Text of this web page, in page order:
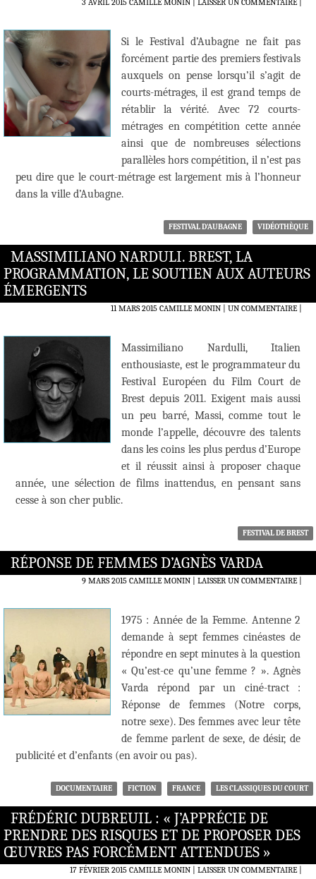
3 AVRIL 2015 CAMILLE MONIN LAISSER UN COMMENTAIRE|
Si le Festival d’Aubagne ne fait pas
forcément partie des premiers festivals
auxquels on pense lorsqu’il s’agit de
courts-métrages, il est grand temps de
rétablir la vérité. Avec 72 courts-
métrages en compétition cette année
ainsi que de nombreuses sélections
parallèles hors compétition, il n’est pas
peu dire que le court-métrage est largement mis à l’honneur
dans la ville d’Aubagne.
FESTIVAL D'AUBAGNE VIDÉOTHÈQUE
MASSIMILIANO NARDULI. BREST, LA
PROGRAMMATION, LE SOUTIEN AUX AUTEURS
ÉMERGENTS
11 MARS 2015 CAMILLE MONIN UN COMMENTAIRE|
Massimiliano Nardulli, Italien
enthousiaste, est le programmateur du
Festival Européen du Film Court de
Brest depuis 2011. Exigent mais aussi
un peu barré, Massi, comme tout le
monde l’appelle, découvre des talents
dans les coins les plus perdus d’Europe
et il réussit ainsi à proposer chaque
année, une sélection de films inattendus, en pensant sans
cesse à son cher public.
FESTIVAL DE BREST
RÉPONSE DE FEMMES D’AGNÈS VARDA
9 MARS 2015 CAMILLE MONIN LAISSER UN COMMENTAIRE|
1975 : Année de la Femme. Antenne 2
demande à sept femmes cinéastes de
répondre en sept minutes à la question
« Qu’est-ce qu’une femme ? ». Agnès
Varda répond par un ciné-tract :
Réponse de femmes (Notre corps,
notre sexe). Des femmes avec leur tête
de femme parlent de sexe, de désir, de
publicité et d’enfants (en avoir ou pas).
DOCUMENTAIRE FICTION FRANCE LES CLASSIQUES DU COURT
FRÉDÉRIC DUBREUIL : « J’APPRÉCIE DE
PRENDRE DES RISQUES ET DE PROPOSER DES
ŒUVRES PAS FORCÉMENT ATTENDUES »
17 FÉVRIER 2015 CAMILLE MONIN LAISSER UN COMMENTAIRE|